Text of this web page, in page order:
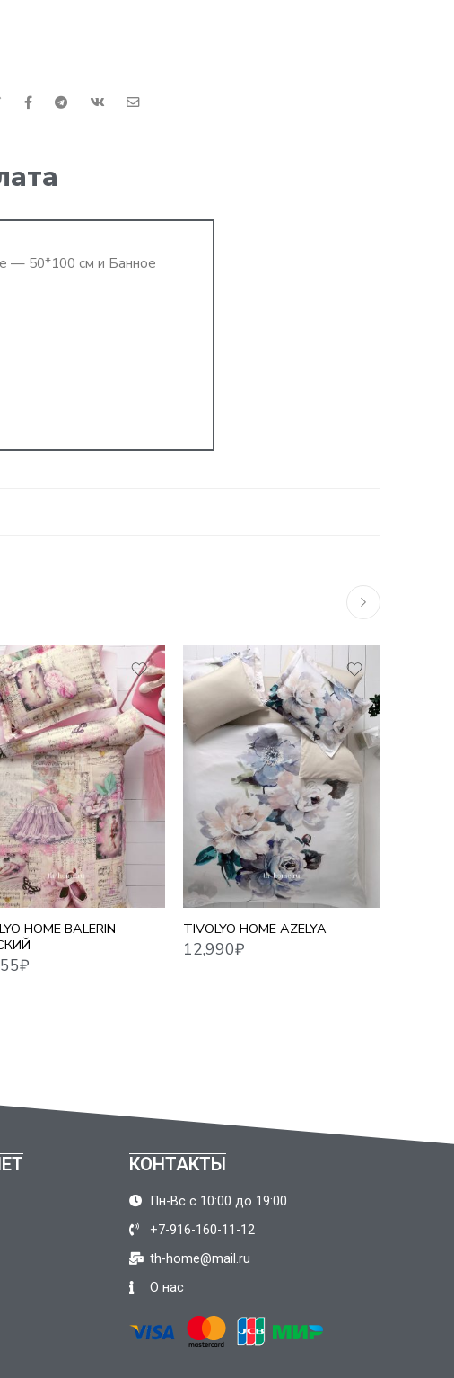
— 50*100 см и Банное
HOME BALERIN
TIVOLYO HOME AZELYA
12,990₽
21,075 ₽
КОНТАКТЫ
Пн-Вс с 10:00 до 19:00
+7-916-160-11-12
th-home@mail.ru
О нас